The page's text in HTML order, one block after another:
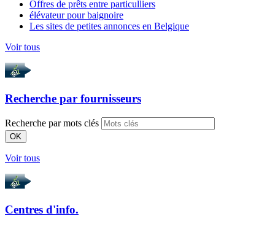
Offres de prêts entre particulliers
élévateur pour baignoire
Les sites de petites annonces en Belgique
Voir tous
Recherche par fournisseurs
Recherche par mots clés
OK
Voir tous
Centres d'info.